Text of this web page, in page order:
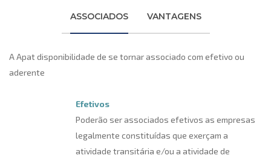
ASSOCIADOS VANTAGENS
A Apat disponibilidade de se tornar associado com efetivo ou
aderente
Efetivos
Poderão ser associados efetivos as empresas
legalmente constituídas que exerçam a
atividade transitária e/ou a atividade de